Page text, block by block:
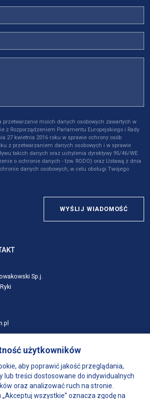
Sp.j.
przetwarzanie moich danych osobowych zawartych w
z Rozporządzeniem Parlamentu Europejskiego i Rady
27 kwietnia 2016 roku w sprawie ochrony osób
z przetwarzaniem danych osobowych i w sprawie
takich danych oraz uchylenia dyrektywy 95/46/WE
o ochronie danych - tzw. RODO) oraz Ustawą z dnia
danych osobowych, w celu obsługi Twojego
WYŚLIJ WIADOMOŚĆ
użytkowników
aby poprawić jakość przeglądania,
lub treści dostosowane do indywidualnych
oraz analizować ruch na stronie.
„Akceptuj wszystkie” oznacza zgodę na